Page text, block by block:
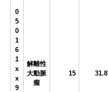
0
5
0
1
6
1
x
x
9
解離性
大動脈
瘤
15 31.8